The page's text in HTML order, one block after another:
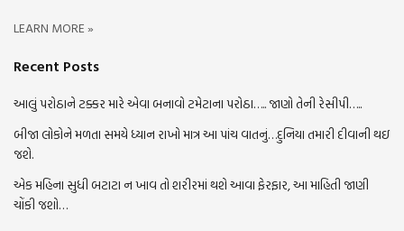
LEARN MORE »
Recent Posts
આલું પરોઠાને ટક્કર મારે એવા બનાવો ટમેટાના પરોઠા….. જાણો તેની રેસીપી…..
બીજા લોકોને મળતા સમયે ધ્યાન રાખો માત્ર આ પાંચ વાતનું…દુનિયા તમારી દીવાની થઇ
જશે.
એક મહિના સુધી બટાટા ન ખાવ તો શરીરમાં થશે આવા ફેરફાર, આ માહિતી જાણી
ચોંકી જશો…